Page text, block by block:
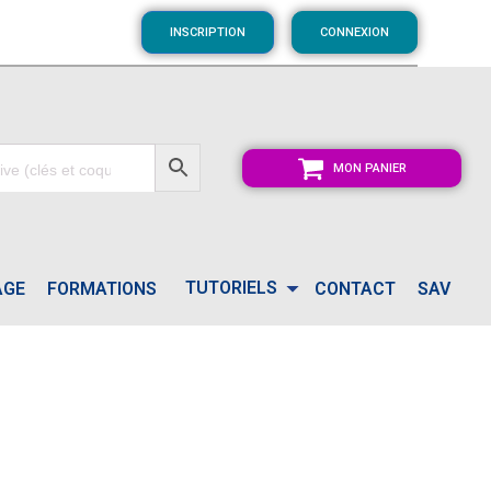
INSCRIPTION CONNEXION
MON PANIER
FORMATIONS TUTORIELS CONTACT SAV